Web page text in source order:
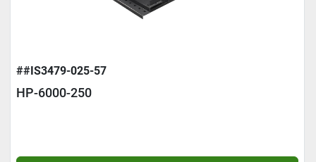
##IS3479-025-57
HP-6000-250